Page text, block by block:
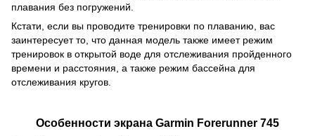
плавания без погружений.
Кстати, если вы проводите тренировки по плаванию, вас
заинтересует то, что данная модель также имеет режим
тренировок в открытой воде для отслеживания пройденного
времени и расстояния, а также режим бассейна для
отслеживания кругов.
Особенности экрана Garmin Forerunner 745